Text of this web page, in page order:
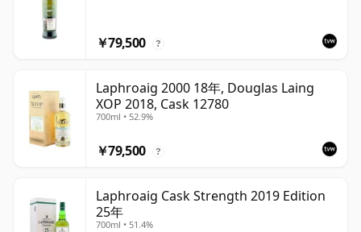
￥79,500 ?
Laphroaig 2000 18年, Douglas Laing
XOP 2018, Cask 12780
700ml • 52.9%
￥79,500 ?
Laphroaig Cask Strength 2019 Edition
25年
700ml • 51.4%